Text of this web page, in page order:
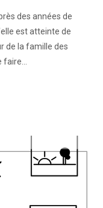
des années de
est atteinte de
de la famille des
faire…